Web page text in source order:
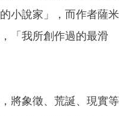
小說家」，而作者薩米
「我所創作過的最滑
將象徵、荒誕、現實等